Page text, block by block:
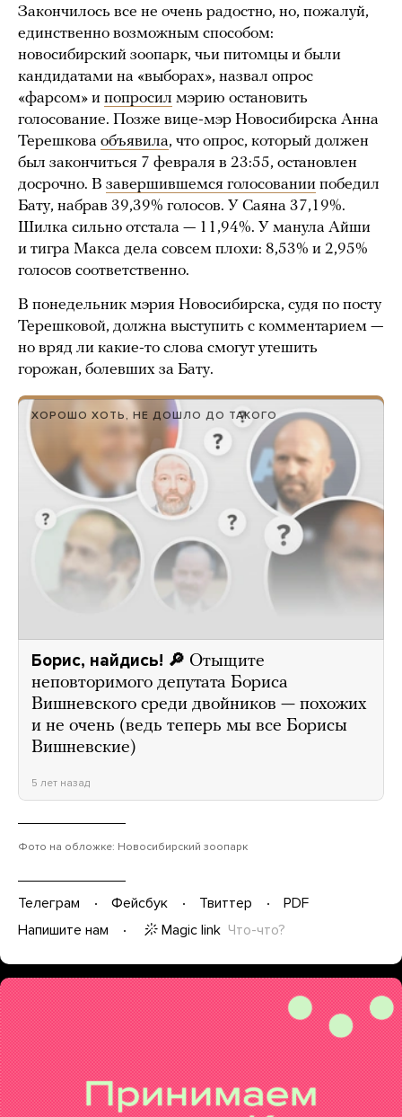
Закончилось все не очень радостно, но, пожалуй,
единственно возможным способом:
новосибирский зоопарк, чьи питомцы и были
кандидатами на «выборах», назвал опрос
«фарсом» и попросил мэрию остановить
голосование. Позже вице-мэр Новосибирска Анна
Терешкова объявила, что опрос, который должен
был закончиться 7 февраля в 23:55, остановлен
досрочно. В завершившемся голосовании победил
Бату, набрав 39,39% голосов. У Саяна 37,19%.
Шилка сильно отстала — 11,94%. У манула Айши
и тигра Макса дела совсем плохи: 8,53% и 2,95%
голосов соответственно.
В понедельник мэрия Новосибирска, судя по посту
Терешковой, должна выступить с комментарием —
но вряд ли какие-то слова смогут утешить
горожан, болевших за Бату.
ХОРОШО ХОТЬ, НЕ ДОШЛО ДО ТАКОГО
Борис, найдись! 🔎 Отыщите
неповторимого депутата Бориса
Вишневского среди двойников — похожих
и не очень (ведь теперь мы все Борисы
Вишневские)
5 лет назад
Фото на обложке: Новосибирский зоопарк
Телеграм Фейсбук Твиттер
PDF
Напишите нам
Magic link Что-что?